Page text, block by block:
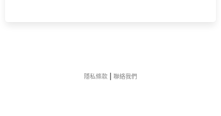
隱私條款 聯絡我們